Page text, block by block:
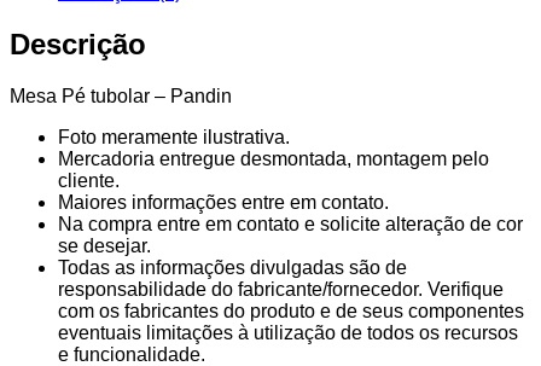
Descrição
Mesa Pé tubolar – Pandin
Foto meramente ilustrativa.
Mercadoria entregue desmontada, montagem pelo
cliente.
Maiores informações entre em contato.
Na compra entre em contato e solicite alteração de cor
se desejar.
Todas as informações divulgadas são de
responsabilidade do fabricante/fornecedor. Verifique
com os fabricantes do produto e de seus componentes
eventuais limitações à utilização de todos os recursos
e funcionalidade.